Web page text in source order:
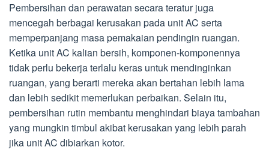
Pembersihan dan perawatan secara teratur juga
mencegah berbagai kerusakan pada unit AC serta
memperpanjang masa pemakaian pendingin ruangan.
Ketika unit AC kalian bersih, komponen-komponennya
tidak perlu bekerja terlalu keras untuk mendinginkan
ruangan, yang berarti mereka akan bertahan lebih lama
dan lebih sedikit memerlukan perbaikan. Selain itu,
pembersihan rutin membantu menghindari biaya tambahan
yang mungkin timbul akibat kerusakan yang lebih parah
jika unit AC dibiarkan kotor.